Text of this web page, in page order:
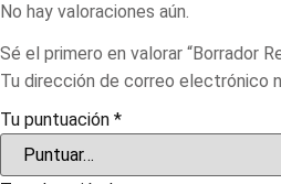
No hay valoraciones aún.
Sé el primero en valorar “Borrador
Tu dirección de correo electrónico
Tu puntuación *